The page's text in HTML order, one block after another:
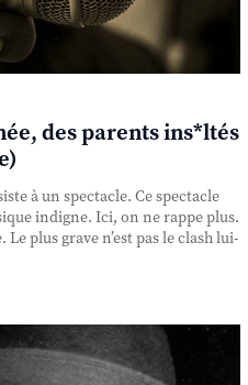
des parents ins*ltés
à un spectacle. Ce spectacle
indigne. Ici, on ne rappe plus.
plus grave n’est pas le clash lui-